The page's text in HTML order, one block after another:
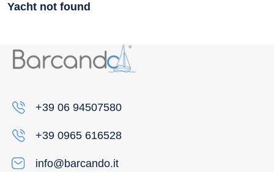
Yacht not found
+39 06 94507580
+39 0965 616528
info@barcando.it